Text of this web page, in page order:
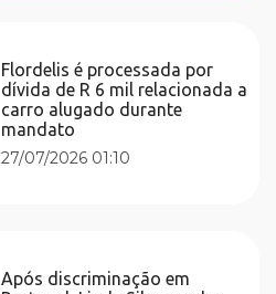
Flordelis é processada por
dívida de R 6 mil relacionada a
carro alugado durante
mandato
27/07/2026 01:10
Após discriminação em